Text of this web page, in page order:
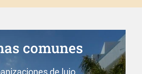
comunes
de lujo